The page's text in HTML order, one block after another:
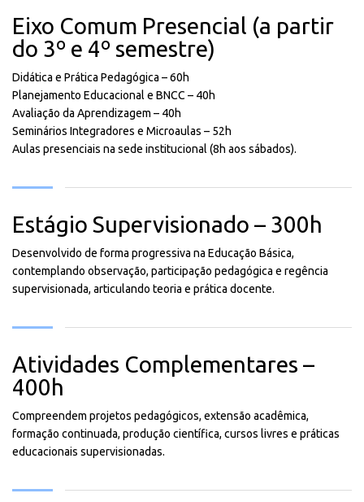
Eixo Comum Presencial (a partir
do 3º e 4º semestre)
Didática e Prática Pedagógica – 60h
Planejamento Educacional e BNCC – 40h
Avaliação da Aprendizagem – 40h
Seminários Integradores e Microaulas – 52h
Aulas presenciais na sede institucional (8h aos sábados).
Estágio Supervisionado – 300h
Desenvolvido de forma progressiva na Educação Básica,
contemplando observação, participação pedagógica e regência
supervisionada, articulando teoria e prática docente.
Atividades Complementares –
400h
Compreendem projetos pedagógicos, extensão acadêmica,
formação continuada, produção científica, cursos livres e práticas
educacionais supervisionadas.